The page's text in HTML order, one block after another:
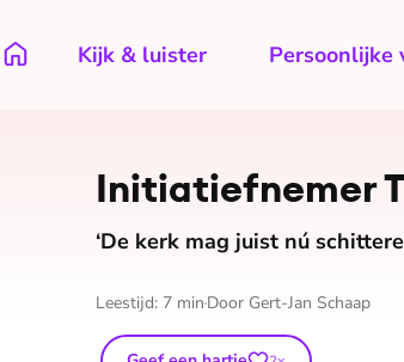
Kijk & luister Persoonlijke
Ini­ti­a­tief­ne­mer
‘De kerk mag juist nú
Leestijd: 7 min Door Gert-Jan Schaap